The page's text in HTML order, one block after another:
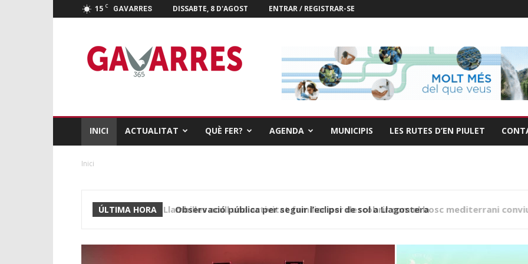
15 C GAVARRES DISSABTE, 8 D'AGOST ENTRAR / REGISTRAR-SE
365
INICI ACTUALITAT QUÈ FER? AGENDA MUNICIPIS LES RUTES D’EN PIULET
Inici
ÚLTIMA HORA Observació pública per seguir l’eclipsi de sol a Llagostera